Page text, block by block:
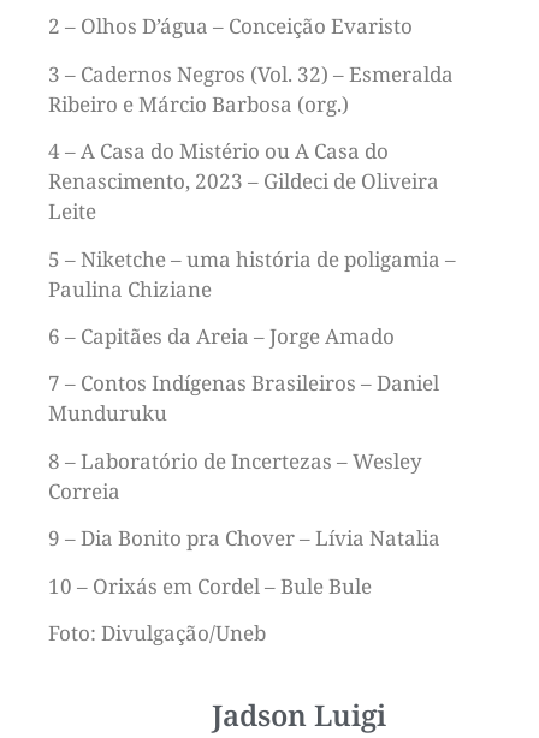
2 – Olhos D’água – Conceição Evaristo
3 – Cadernos Negros (Vol. 32) – Esmeralda
Ribeiro e Márcio Barbosa (org.)
4 – A Casa do Mistério ou A Casa do
Renascimento, 2023 – Gildeci de Oliveira
Leite
5 – Niketche – uma história de poligamia –
Paulina Chiziane
6 – Capitães da Areia – Jorge Amado
7 – Contos Indígenas Brasileiros – Daniel
Munduruku
8 – Laboratório de Incertezas – Wesley
Correia
9 – Dia Bonito pra Chover – Lívia Natalia
10 – Orixás em Cordel – Bule Bule
Foto: Divulgação/Uneb
Jadson Luigi